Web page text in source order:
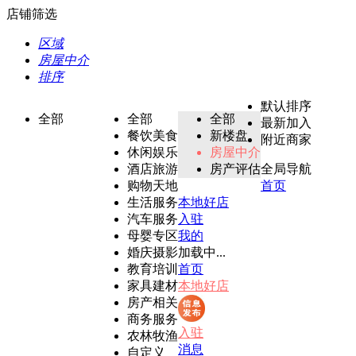
店铺筛选
区域
房屋中介
排序
全部
全部
餐饮美食
休闲娱乐
酒店旅游
购物天地
生活服务
汽车服务
母婴专区
婚庆摄影
教育培训
家具建材
房产相关
商务服务
农林牧渔
自定义
全部
新楼盘
房屋中介
房产评估
默认排序
最新加入
附近商家
全局导航
首页
本地好店
入驻
我的
加载中...
首页
本地好店
入驻
消息